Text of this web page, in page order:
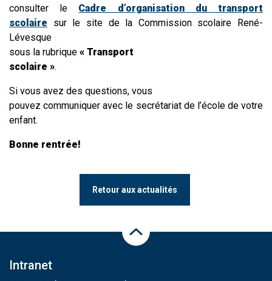
consulter le Cadre d’organisation du transport
scolaire sur le site de la Commission scolaire René-
Lévesque
sous la rubrique « Transport
scolaire ».
Si vous avez des questions, vous
pouvez communiquer avec le secrétariat de l’école de votre
enfant.
Bonne rentrée!
Retour aux actualités
Intranet